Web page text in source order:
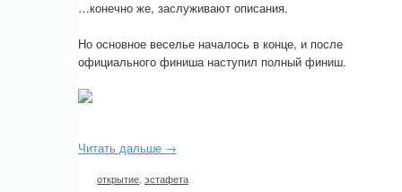
…конечно же, заслуживают описания.
Но основное веселье началось в конце, и после
официального финиша наступил полный финиш.
Читать дальше →
открытие эстафета